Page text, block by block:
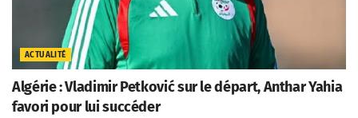
ACTUALITÉ
Algérie : Vladimir Petković sur le départ, Anthar Yahia
favori pour lui succéder